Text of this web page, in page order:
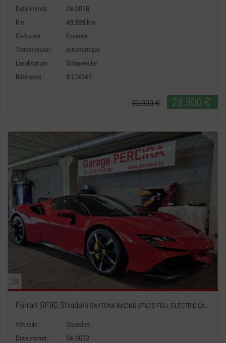
Date immat. :
04-2016
Km :
49.999 Km
Carburant :
Essence
Transmission :
Automatique
Localisation :
Schouweiler
Référence :
#134648
28.900 €
31.900 €
19
Ferrari SF90 Stradale DAYTONA RACING SEATS FULL ELECTRIC CARBON LIFT JBL
Véhicule :
Occasion
Date immat. :
04-2022